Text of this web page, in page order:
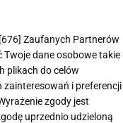
Motyw
676] Zaufanych Partnerów
Twoje dane osobowe takie
plikach do celów
i preferencji
zgody jest
uprzednio udzieloną